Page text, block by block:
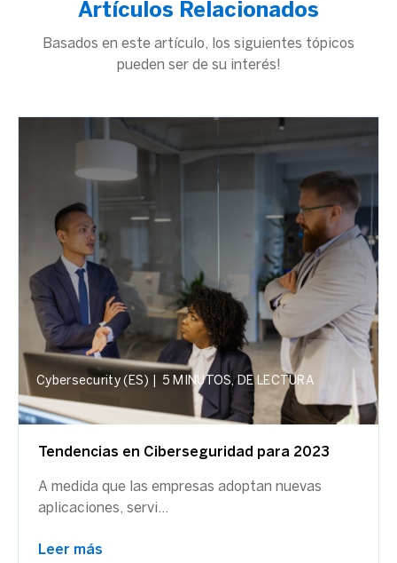
Artículos Relacionados
Basados en este artículo, los siguientes tópicos
pueden ser de su interés!
Cybersecurity (ES) 5 MINUTOS, DE LECTURA
Tendencias en Ciberseguridad para 2023
A medida que las empresas adoptan nuevas
aplicaciones, servi...
Leer más